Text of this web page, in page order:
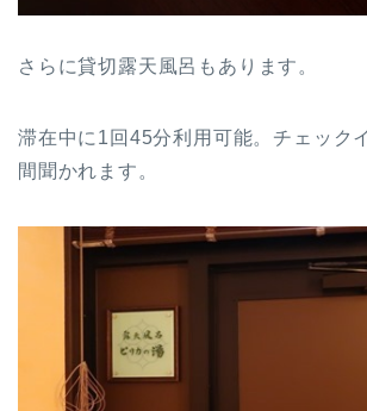
さらに貸切露天風呂もあります。
滞在中に1回45分利用可能。チェック
間聞かれます。